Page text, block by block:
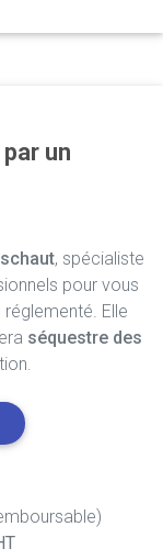
un
, spécialiste
pour vous
Elle
séquestre des